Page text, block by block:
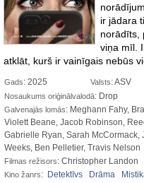
ir jādara
norādīts,
viņa mīl.
atklāt, kurš ir vainīgais nebūs
Gads: 2025 Valsts: ASV
Nosaukums oriģinālvalodā: Drop
Galvenajās lomās: Meghann Fahy,
Violett Beane, Jacob Robinson,
Gabrielle Ryan, Sarah McCormack,
Weeks, Ben Pelletier, Travis Nelson
Filmas režisors: Christopher Landon
Kino žanrs: Detektīvs Drāma